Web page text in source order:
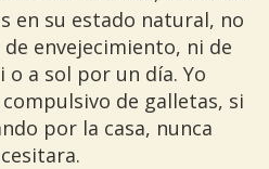
en su estado natural, no
envejecimiento, ni de
a sol por un día. Yo
de galletas, si
por la casa, nunca